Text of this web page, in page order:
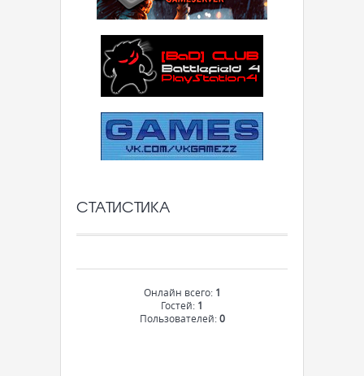
СТАТИСТИКА
Онлайн всего: 1
Гостей: 1
Пользователей:0